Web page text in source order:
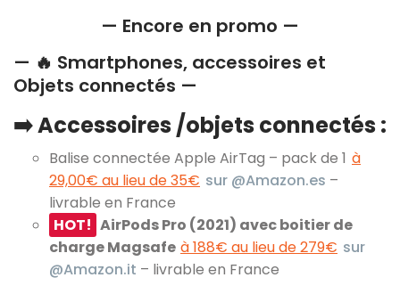
— Encore en promo —
— 🔥 Smartphones, accessoires et
Objets connectés —
➡️ Accessoires /objets connectés :
Balise connectée Apple AirTag – pack de 1 à
29,00€ au lieu de 35€ sur @Amazon.es –
livrable en France
HOT! AirPods Pro (2021) avec boitier de
charge Magsafe à 188€ au lieu de 279€ sur
@Amazon.it – livrable en France